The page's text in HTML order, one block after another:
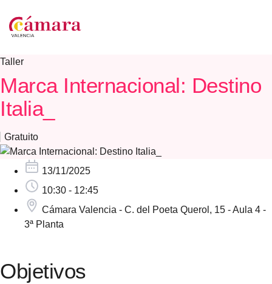
Taller
Marca Internacional: Destino
Italia_
Gratuito
13/11/2025
10:30 - 12:45
Cámara Valencia - C. del Poeta Querol, 15 - Aula 4 -
3ª Planta
Objetivos